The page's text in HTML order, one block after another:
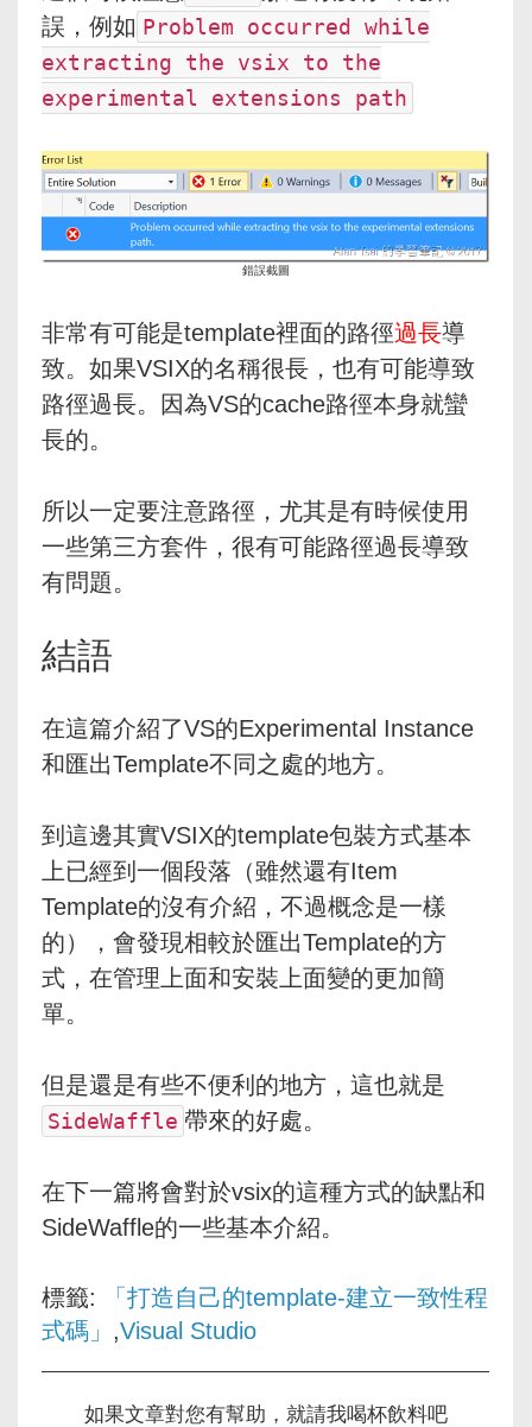
誤，例如 Problem occurred while
extracting the vsix to the
experimental extensions path
錯誤截圖
非常有可能是template裡面的路徑過長導
致。如果VSIX的名稱很長，也有可能導致
路徑過長。因為VS的cache路徑本身就蠻
長的。
所以一定要注意路徑，尤其是有時候使用
一些第三方套件，很有可能路徑過長導致
有問題。
結語
在這篇介紹了VS的Experimental Instance
和匯出Template不同之處的地方。
到這邊其實VSIX的template包裝方式基本
上已經到一個段落（雖然還有Item
Template的沒有介紹，不過概念是一樣
的），會發現相較於匯出Template的方
式，在管理上面和安裝上面變的更加簡
單。
但是還是有些不便利的地方，這也就是
SideWaffle 帶來的好處。
在下一篇將會對於vsix的這種方式的缺點和
SideWaffle的一些基本介紹。
標籤:
「打造自己的template-建立一致性程
式碼」 ,Visual Studio
如果文章對您有幫助，就請我喝杯飲料吧